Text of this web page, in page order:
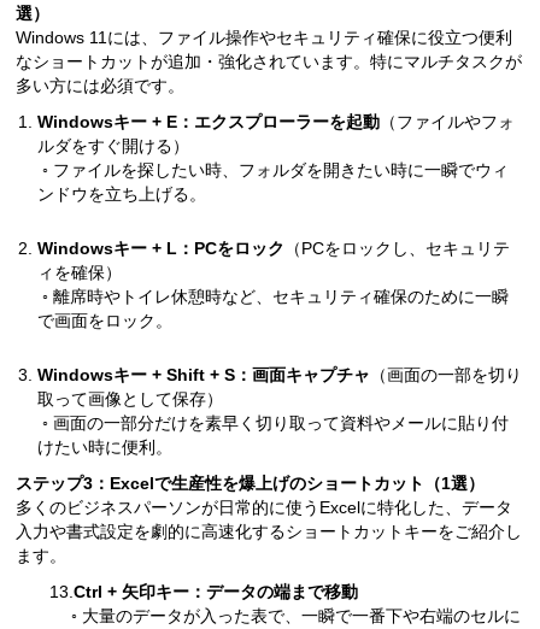
選）
Windows 11には、ファイル操作やセキュリティ確保に役立つ便利
なショートカットが追加・強化されています。特にマルチタスクが
多い方には必須です。
Windowsキー + E：エクスプローラーを起動 （ファイルやフォ
ルダをすぐ開ける）
◦ ファイルを探したい時、フォルダを開きたい時に一瞬でウィ
ンドウを立ち上げる。
Windowsキー + L：PCをロック
（PCをロックし、セキュリテ
ィを確保）
◦ 離席時やトイレ休憩時など、セキュリティ確保のために一瞬
で画面をロック。
Windowsキー + Shift + S：画面キャプチャ （画面の一部を切り
取って画像として保存）
◦ 画面の一部分だけを素早く切り取って資料やメールに貼り付
けたい時に便利。
ステップ3：Excelで生産性を爆上げのショートカット（1選）
多くのビジネスパーソンが日常的に使うExcelに特化した、データ
入力や書式設定を劇的に高速化するショートカットキーをご紹介し
ます。
13.Ctrl + 矢印キー：データの端まで移動
◦ 大量のデータが入った表で、一瞬で一番下や右端のセルに